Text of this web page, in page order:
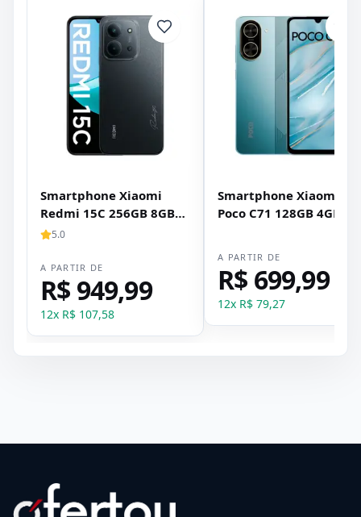
Smartphone Xiaomi
Redmi 15C 256GB 8GB
RAM Dual SIM Tela 6.9" -
5.0
A PARTIR DE
R$ 949,99
12x R$ 107,58
Smartphone Xiaomi
Poco C71 128GB 4GB
A PARTIR DE
R$ 699,99
12x R$ 79,27